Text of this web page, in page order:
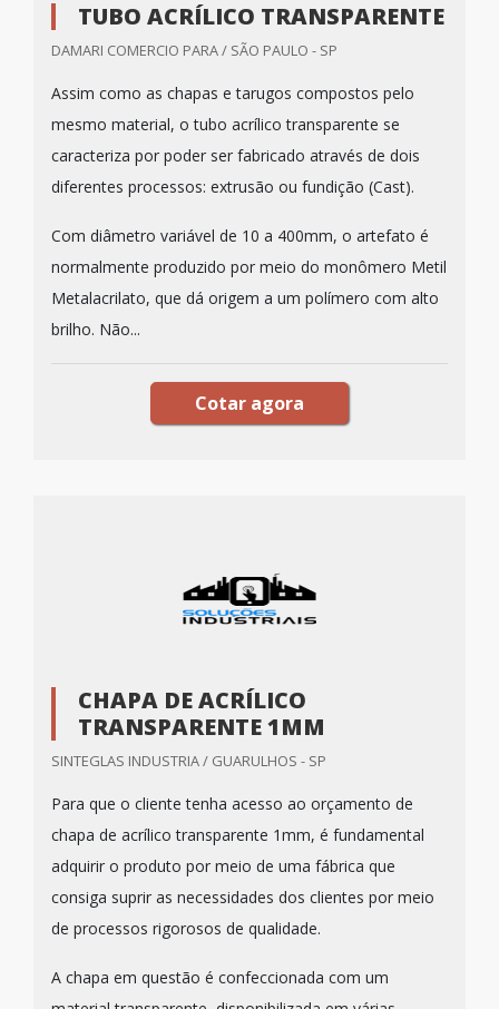
TUBO ACRÍLICO TRANSPARENTE
DAMARI COMERCIO PARA / SÃO PAULO - SP
Assim como as chapas e tarugos compostos pelo
mesmo material, o tubo acrílico transparente se
caracteriza por poder ser fabricado através de dois
diferentes processos: extrusão ou fundição (Cast).
Com diâmetro variável de 10 a 400mm, o artefato é
normalmente produzido por meio do monômero Metil
Metalacrilato, que dá origem a um polímero com alto
brilho. Não...
Cotar agora
CHAPA DE ACRÍLICO
TRANSPARENTE 1MM
SINTEGLAS INDUSTRIA / GUARULHOS - SP
Para que o cliente tenha acesso ao orçamento de
chapa de acrílico transparente 1mm, é fundamental
adquirir o produto por meio de uma fábrica que
consiga suprir as necessidades dos clientes por meio
de processos rigorosos de qualidade.
A chapa em questão é confeccionada com um